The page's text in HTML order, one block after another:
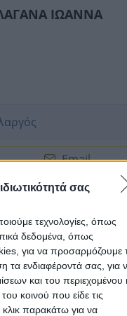
σας
τεχνολογίες, όπως
δεδομένα, όπως
για να προσαρμόζουμε
τα ενδιαφέροντά σας, για
και του περιεχομένου
κοινού που είδε τις
κλικ παρακάτω για να
ΛΑΓΑΝΑ ΙΩΑΝΝΑ
Email